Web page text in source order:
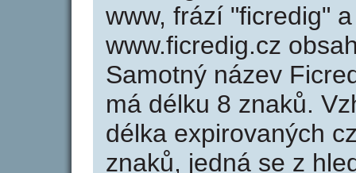
www, frází "ficredig"
www.ficredig.cz
Samotný název
má délku 8 znaků.
délka expirovaných
znaků, jedná se z